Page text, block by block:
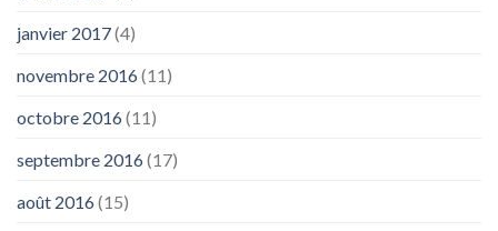
janvier 2017(4)
novembre 2016(11)
octobre 2016(11)
septembre 2016(17)
août 2016(15)